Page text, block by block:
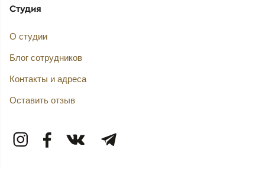
Студия
О студии
Блог сотрудников
Контакты и адреса
Оставить отзыв